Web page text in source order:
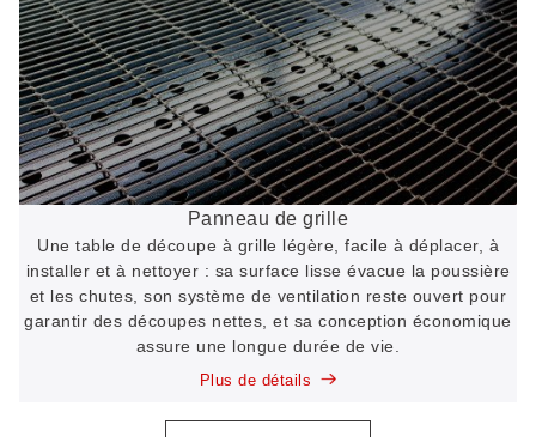
Panneau de grille
Une table de découpe à grille légère, facile à déplacer, à
installer et à nettoyer : sa surface lisse évacue la poussière
et les chutes, son système de ventilation reste ouvert pour
garantir des découpes nettes, et sa conception économique
assure une longue durée de vie.
Plus de détails